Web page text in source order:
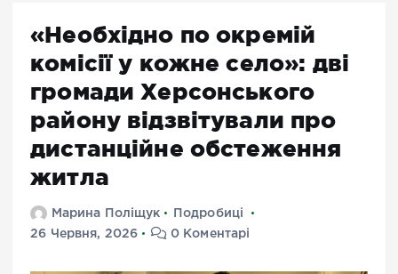
«Необхідно по окремій
комісії у кожне село»: дві
громади Херсонського
району відзвітували про
дистанційне обстеження
житла
Марина Поліщук
Подробиці
26 Червня, 2026
0 Коментарі